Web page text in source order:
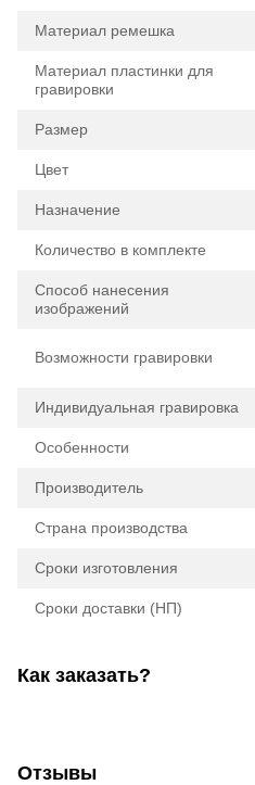
Материал ремешка
Материал пластинки для
гравировки
Размер
Цвет
Назначение
Количество в комплекте
Способ нанесения
изображений
Возможности гравировки
Индивидуальная гравировка
Особенности
Производитель
Страна производства
Сроки изготовления
Сроки доставки (НП)
Как заказать?
Отзывы